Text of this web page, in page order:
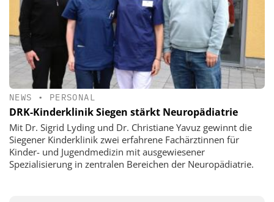
NEWS • PERSONAL
DRK-Kinderklinik Siegen stärkt Neuropädiatrie
Mit Dr. Sigrid Lyding und Dr. Christiane Yavuz gewinnt die
Siegener Kinderklinik zwei erfahrene Fachärztinnen für
Kinder- und Jugendmedizin mit ausgewiesener
Spezialisierung in zentralen Bereichen der Neuropädiatrie.